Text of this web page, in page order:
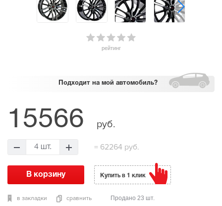
рейтинг
Подходит на мой автомобиль?
15566 руб.
4 шт. = 62264 руб.
в закладки сравнить
Купить в 1 клик
Продано 23 шт.